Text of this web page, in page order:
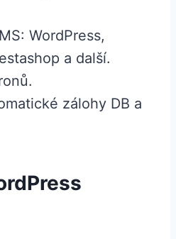
WordPress,
a další.
zálohy DB a